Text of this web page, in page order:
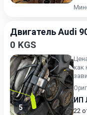
Двигатель Audi
0 KGS
5
как
ИП
22